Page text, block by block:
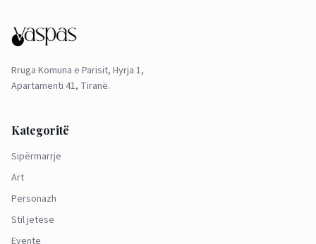
Rruga Komuna e Parisit, Hyrja 1,
Apartamenti 41, Tiranë.
Kategoritë
Sipërmarrje
Art
Personazh
Stil jetese